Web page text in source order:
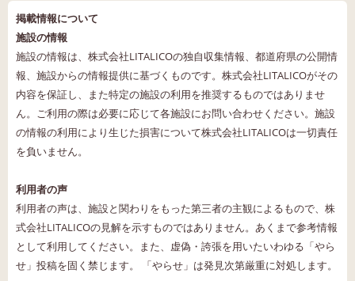
掲載情報について
施設の情報
施設の情報は、株式会社LITALICOの独自収集情報、都道府県の公開情
報、施設からの情報提供に基づくものです。株式会社LITALICOがその
内容を保証し、また特定の施設の利用を推奨するものではありませ
ん。ご利用の際は必要に応じて各施設にお問い合わせください。施設
の情報の利用により生じた損害について株式会社LITALICOは一切責任
を負いません。
利用者の声
利用者の声は、施設と関わりをもった第三者の主観によるもので、株
式会社LITALICOの見解を示すものではありません。あくまで参考情報
として利用してください。また、虚偽・誇張を用いたいわゆる「やら
せ」投稿を固く禁じます。 「やらせ」は発見次第厳重に対処します。